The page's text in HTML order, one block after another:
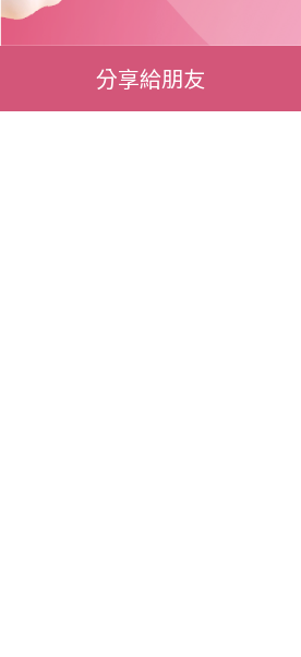
分享給朋友